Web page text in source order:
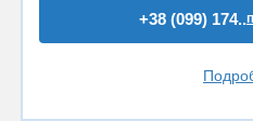
+38 (099) 174..